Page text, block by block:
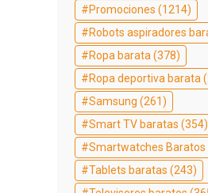
Promociones (1214)
Robots aspiradores
Ropa barata (378)
Ropa deportiva barata
Samsung (261)
Smart TV baratas (354)
Smartwatches Baratos
Tablets baratas (243)